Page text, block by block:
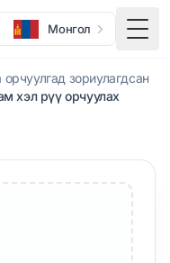
Монгол
зориулагдсан
хэл рүү орчуулах